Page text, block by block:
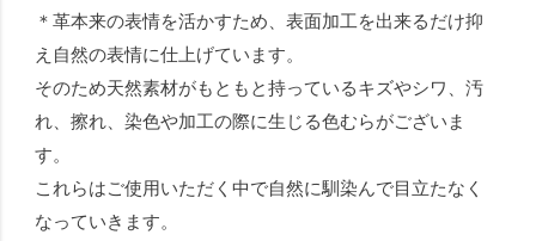
＊革本来の表情を活かすため、表面加工を出来るだけ抑
え自然の表情に仕上げています。
そのため天然素材がもともと持っているキズやシワ、汚
れ、擦れ、染色や加工の際に生じる色むらがございま
す。
これらはご使用いただく中で自然に馴染んで目立たなく
なっていきます。